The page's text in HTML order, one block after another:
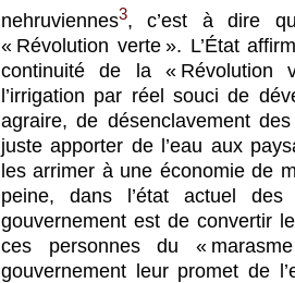
nehruviennes3, c’est à dire
« Révolution verte ». L’État
continuité de la « Révolution
l’irrigation par réel souci de
agraire, de désenclavement
juste apporter de l’eau aux
les arrimer à une économie de
peine, dans l’état actuel
gouvernement est de convertir
ces personnes du «
gouvernement leur promet de